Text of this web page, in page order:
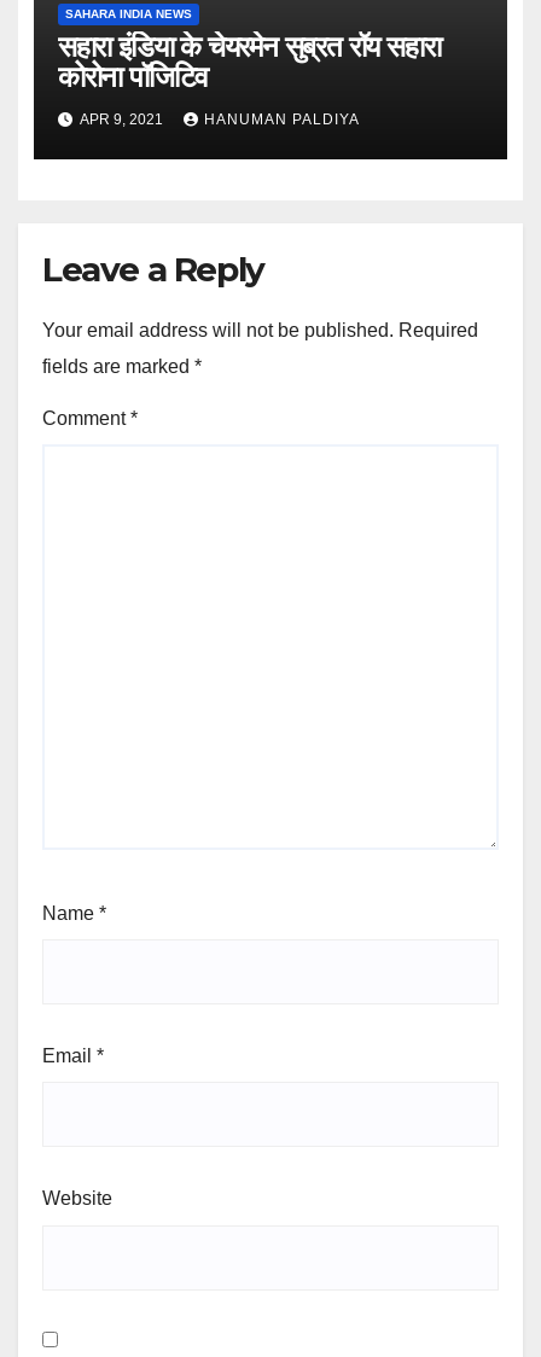
SAHARA INDIA NEWS
सहारा इंडिया के चेयरमेन सुब्रत रॉय सहारा
कोरोना पॉजिटिव
APR 9, 2021 HANUMAN PALDIYA
Leave a Reply
Your email address will not be published. Required
fields are marked *
Comment*
Name *
Email *
Website